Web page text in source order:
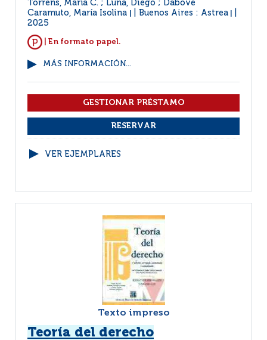
Torrens, María C. ; Luna, Diego ; Dabove
Caramuto, María Isolina
Buenos Aires : Astrea
2025
| En formato papel.
MÁS INFORMACIÓN...
VER EJEMPLARES
Texto impreso
Teoría del derecho